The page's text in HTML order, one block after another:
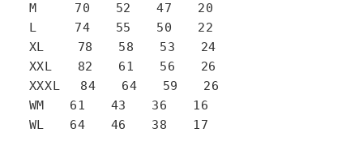
M 70 52 47 20
L 74 55 50 22
XL 78 58 53 24
XXL 82 61 56 26
XXXL 84 64 59 26
WM 61 43 36 16
WL 64 46 38 17